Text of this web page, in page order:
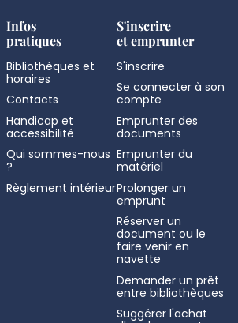
Infos
pratiques
Bibliothèques et
horaires
Contacts
Handicap et
accessibilité
Qui sommes-nous
?
Règlement intérieur
S'inscrire
et emprunter
S'inscrire
Se connecter à son
compte
Emprunter des
documents
Emprunter du
matériel
Prolonger un
emprunt
Réserver un
document ou le
faire venir en
navette
Demander un prêt
entre bibliothèques
Suggérer l'achat